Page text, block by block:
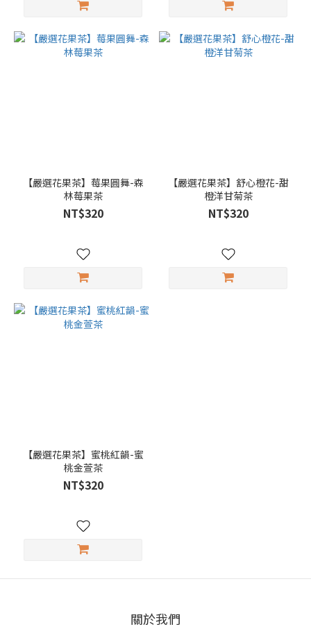
【嚴選花果茶】莓果圓舞-森
林莓果茶
NT$320
【嚴選花果茶】舒心橙花-甜
橙洋甘菊茶
NT$320
【嚴選花果茶】蜜桃紅韻-蜜
桃金萱茶
NT$320
關於我們